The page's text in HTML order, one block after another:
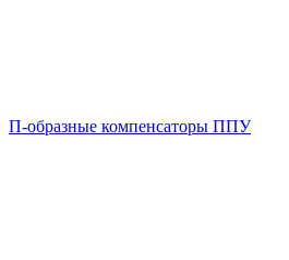
П-образные компенсаторы ППУ